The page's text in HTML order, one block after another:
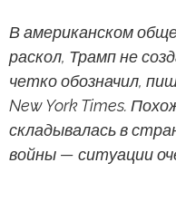
В американском
раскол, Трамп не
четко обозначил,
New York Times.
складывалась в
войны — ситуации